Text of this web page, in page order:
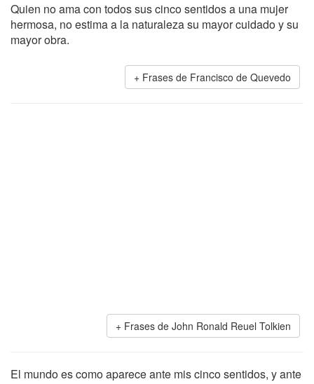
Quien no ama con todos sus cinco sentidos a una mujer
hermosa, no estima a la naturaleza su mayor cuidado y su
mayor obra.
Frases de Francisco de Quevedo
Frases de John Ronald Reuel Tolkien
El mundo es como aparece ante mis cinco sentidos, y ante